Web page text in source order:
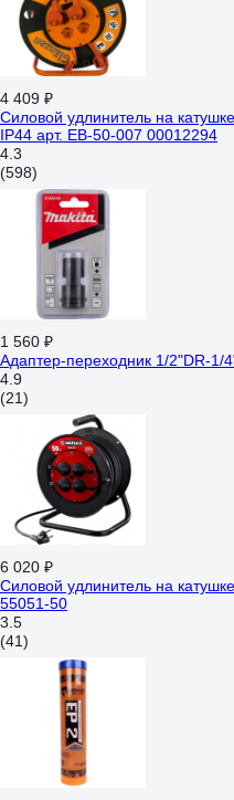
4 409 ₽
Силовой удлинитель на
IP44 арт. EB-50-007 00012294
4.3
(598)
1 560 ₽
Адаптер-переходник 1/2"DR-1/
4.9
(21)
6 020 ₽
Силовой удлинитель на
55051-50
3.5
(41)